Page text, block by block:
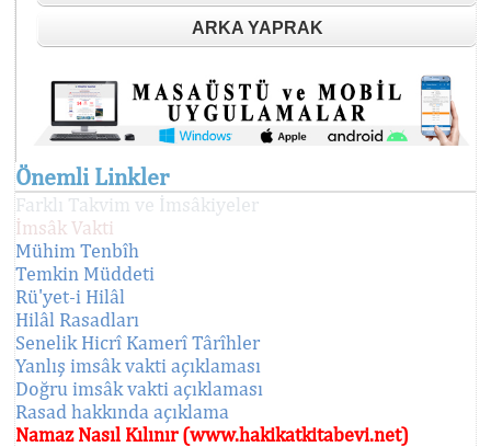
ARKA YAPRAK
Önemli Linkler
Farklı Takvim ve İmsâkiyeler
İmsâk Vakti
Mühim Tenbîh
Temkin Müddeti
Rü'yet-i Hilâl
Hilâl Rasadları
Senelik Hicrî Kamerî Târîhler
Yanlış imsâk vakti açıklaması
Doğru imsâk vakti açıklaması
Rasad hakkında açıklama
Namaz Nasıl Kılınır (www.hakikatkitabevi.net)